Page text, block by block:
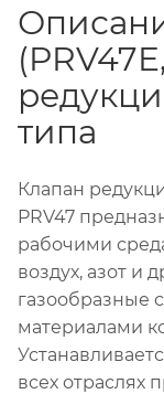
типа
Клапан
PRV47
рабочими
воздух, азот и
газообразные
материалами
всех отраслях